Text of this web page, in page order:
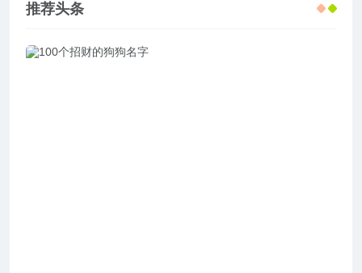
推荐头条